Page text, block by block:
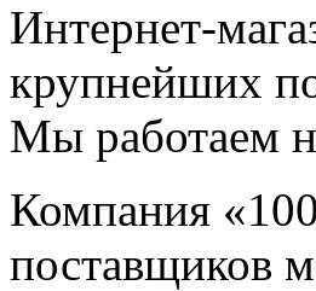
Интернет-
крупнейших
Мы работаем
Компания
поставщиков